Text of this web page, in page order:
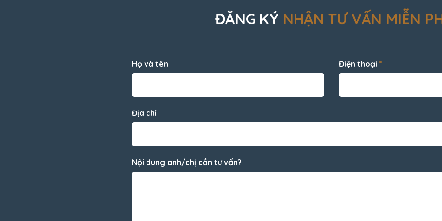
ĐĂNG KÝ NHẬN TƯ VẤN MIỄN
Họ và tên Điện thoại *
Địa chỉ
Nội dung anh/chị cần tư vấn?